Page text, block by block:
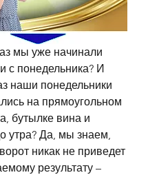
мы уже начинали
с понедельника? И
наши понедельники
на прямоугольном
бутылке вина и
утра? Да, мы знаем,
никак не приведет
результату –